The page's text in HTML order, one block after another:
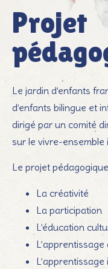
Projet
Unser
Le jardin d’enfants
d’enfants bilingue et
dirigé par un comité
sur le vivre-ensemble
Le projet
La créativité
La participation
L’éducation